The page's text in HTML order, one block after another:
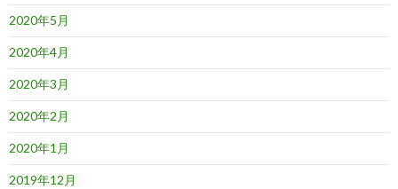
2020年5月
2020年4月
2020年3月
2020年2月
2020年1月
2019年12月